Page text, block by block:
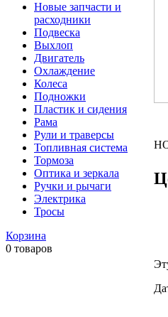
Новые запчасти и
расходники
Подвеска
Выхлоп
Двигатель
Охлаждение
Колеса
Подножки
Пластик и сидения
Рама
Рули и траверсы
Топливная система
Тормоза
Оптика и зеркала
Ручки и рычаги
Электрика
Тросы
Корзина
0 товаров